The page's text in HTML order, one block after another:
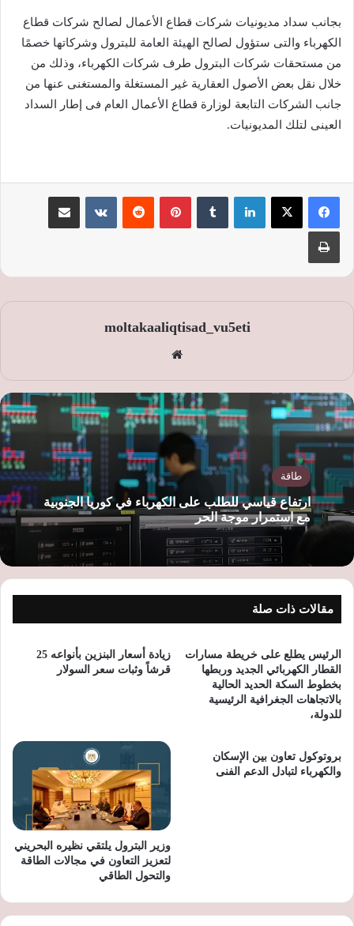
بجانب سداد مديونيات شركات قطاع الأعمال لصالح شركات قطاع
الكهرباء والتى ستؤول لصالح الهيئة العامة للبترول وشركاتها خصمًا
من مستحقات شركات البترول طرف شركات الكهرباء، وذلك من
خلال نقل بعض الأصول العقارية غير المستغلة والمستغنى عنها من
جانب الشركات التابعة لوزارة قطاع الأعمال العام فى إطار السداد
العينى لتلك المديونيات.
لينكدإن بينتيريست
moltakaaliqtisad_vu5eti
الوي
ب
طاقة
ارتفاع قياسي للطلب على الكهرباء في كوريا الجنوبية
مع استمرار موجة الحر
مقالات ذات صلة
الرئيس يطلع على خريطة مسارات
القطار الكهربائي الجديد وربطها
بخطوط السكة الحديد الحالية
بالاتجاهات الجغرافية الرئيسية
للدولة،
زيادة أسعار البنزين بأنواعه 25
قرشاً وثبات سعر السولار
بروتوكول تعاون بين الإسكان
والكهرباء لتبادل الدعم الفنى
وزير البترول يلتقي نظيره البحريني
لتعزيز التعاون في مجالات الطاقة
والتحول الطاقي